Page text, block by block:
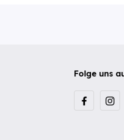
Folge uns